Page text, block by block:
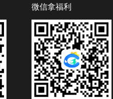
微信拿福利